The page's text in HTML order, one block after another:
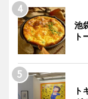
池
ト
ト